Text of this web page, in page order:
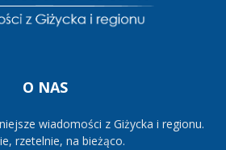
O NAS
wiadomości z Giżycka i regionu.
rzetelnie, na bieżąco.